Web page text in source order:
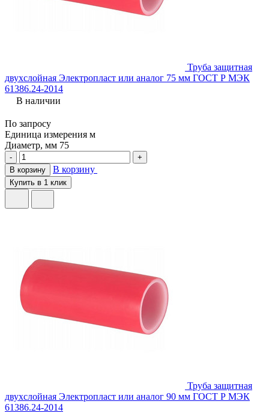
Труба защитная
двухслойная Электропласт или аналог 75 мм ГОСТ Р МЭК
61386.24-2014
В наличии
По запросу
Единица измерения м
Диаметр, мм 75
-
+
В корзину
В корзину
Купить в 1 клик
Труба защитная
двухслойная Электропласт или аналог 90 мм ГОСТ Р МЭК
61386.24-2014